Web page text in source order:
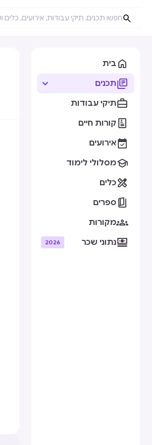

 בית
תכנים
תיקי עבודות
 קורות חיים
אירועים
מסלולי לימוד
כלים
 ספרים
מקורות
נתוני שכר 2026